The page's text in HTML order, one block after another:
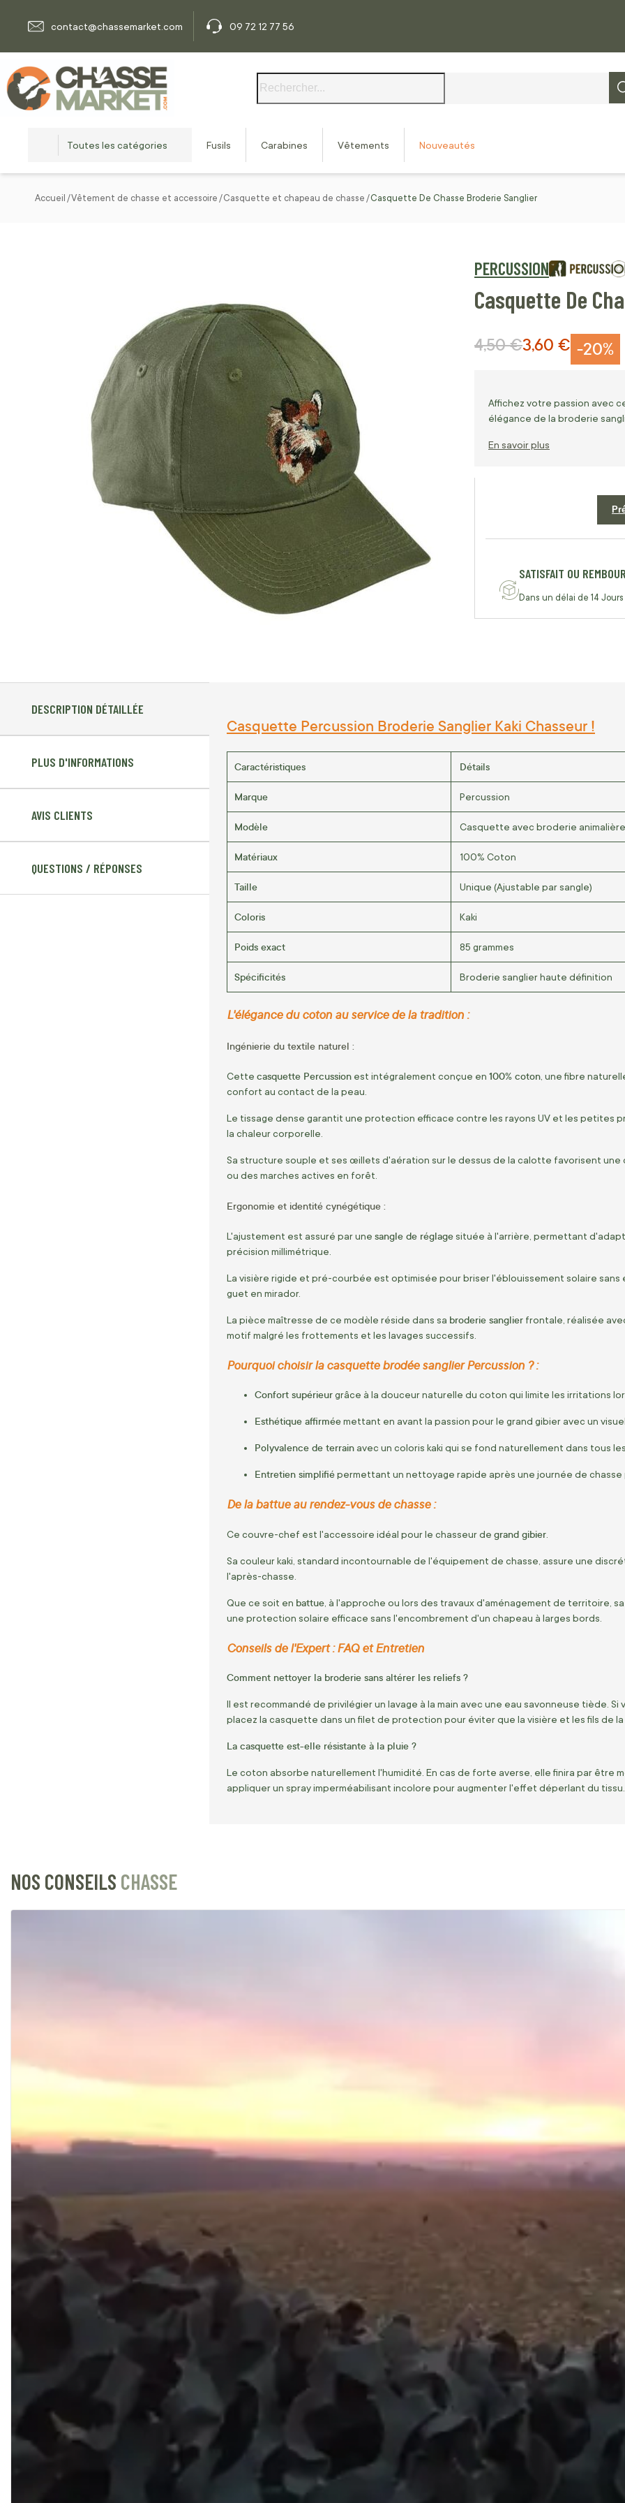
contact@chassemarket.com
09 72 12 77 56
Toutes les catégories Fusils Carabines Vêtements Nouveautés
Accueil Vêtement de chasse et accessoire Casquette et chapeau de chasse Casquette De Chasse Broderie Sanglier
PERCUSSION
Casquette De
-20%
Prix Spécial
3,60 €
Prix normal
4,50 €
Affichez votre passion avec
élégance de la broderie
En savoir plus
SATISFAIT OU
Dans un délai de 14 Jours
DESCRIPTION DÉTAILLÉE
PLUS D'INFORMATIONS
AVIS CLIENTS
QUESTIONS / RÉPONSES
Casquette Percussion Broderie Sanglier Kaki Chasseur !
Caractéristiques Détails
Marque Percussion
Modèle Casquette avec broderie animalière
Matériaux 100% Coton
Taille Unique (Ajustable par sangle)
Coloris Kaki
Poids exact 85 grammes
Spécificités Broderie sanglier haute définition
L'élégance du coton au service de la tradition :
Ingénierie du textile naturel :
Cette casquette Percussion est intégralement conçue en 100% coton, une fibre
confort au contact de la peau.
Le tissage dense garantit une protection efficace contre les rayons UV et les
la chaleur corporelle.
Sa structure souple et ses œillets d'aération sur le dessus de la calotte favorisent
ou des marches actives en forêt.
Ergonomie et identité cynégétique :
L'ajustement est assuré par une sangle de réglage située à l'arrière, permettant
précision millimétrique.
La visière rigide et pré-courbée est optimisée pour briser l'éblouissement solaire
guet en mirador.
La pièce maîtresse de ce modèle réside dans sa broderie sanglier frontale, réalisée
motif malgré les frottements et les lavages successifs.
Pourquoi choisir la casquette brodée sanglier Percussion ? :
Confort supérieurgrâce à la douceur naturelle du coton qui limite les irritations
Esthétique affirméemettant en avant la passion pour le grand gibier avec un
Polyvalence de terrain avec un coloris kaki qui se fond naturellement dans tous
Entretien simplifiépermettant un nettoyage rapide après une journée de chasse
De la battue au rendez-vous de chasse :
Ce couvre-chef est l'accessoire idéal pour le chasseur de grand gibier
Sa couleur kaki, standard incontournable de l'équipement de chasse, assure une
l'après-chasse.
Que ce soit en battue , à l'approche ou lors des travaux d'aménagement de territoire,
une protection solaire efficace sans l'encombrement d'un chapeau à larges bords.
Conseils de l'Expert : FAQ et Entretien
Comment nettoyer la broderie sans altérer les reliefs ?
Il est recommandé de privilégier un lavage à la main avec une eau savonneuse tiède.
placez la casquette dans un filet de protection pour éviter que la visière et les fils de
La casquette est-elle résistante à la pluie ?
Le coton absorbe naturellement l'humidité. En cas de forte averse, elle finira par être
appliquer un spray imperméabilisant incolore pour augmenter l'effet déperlant du tissu.
NOS CONSEILS CHASSE